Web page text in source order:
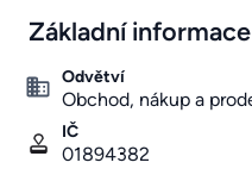
Základní informace
Odvětví
Obchod, nákup a
IČ
01894382